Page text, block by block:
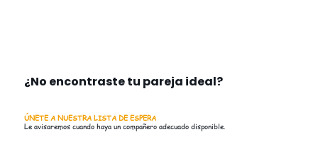
¿No encontraste tu pareja ideal?
ÚNETE A NUESTRA LISTA DE ESPERA
Le avisaremos cuando haya un compañero adecuado disponible.